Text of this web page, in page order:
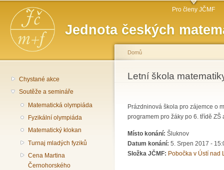
Jednota českých
Hlavní menu Pro členy JČMF
Chystané akce
Soutěže a semináře
Matematická olympiáda
Fyzikální olympiáda
Matematický klokan
Turnaj mladých fyziků
Cena Martina
Černohorského
Jste zde
Domů
Letní škola
Prázdninová škola pro zájemce o
programem pro žáky po 6. třídě ZŠ
Místo konání: Šluknov
Datum konání: 5. Srpen 2017 -
Složka JČMF: Pobočka v Ústí nad